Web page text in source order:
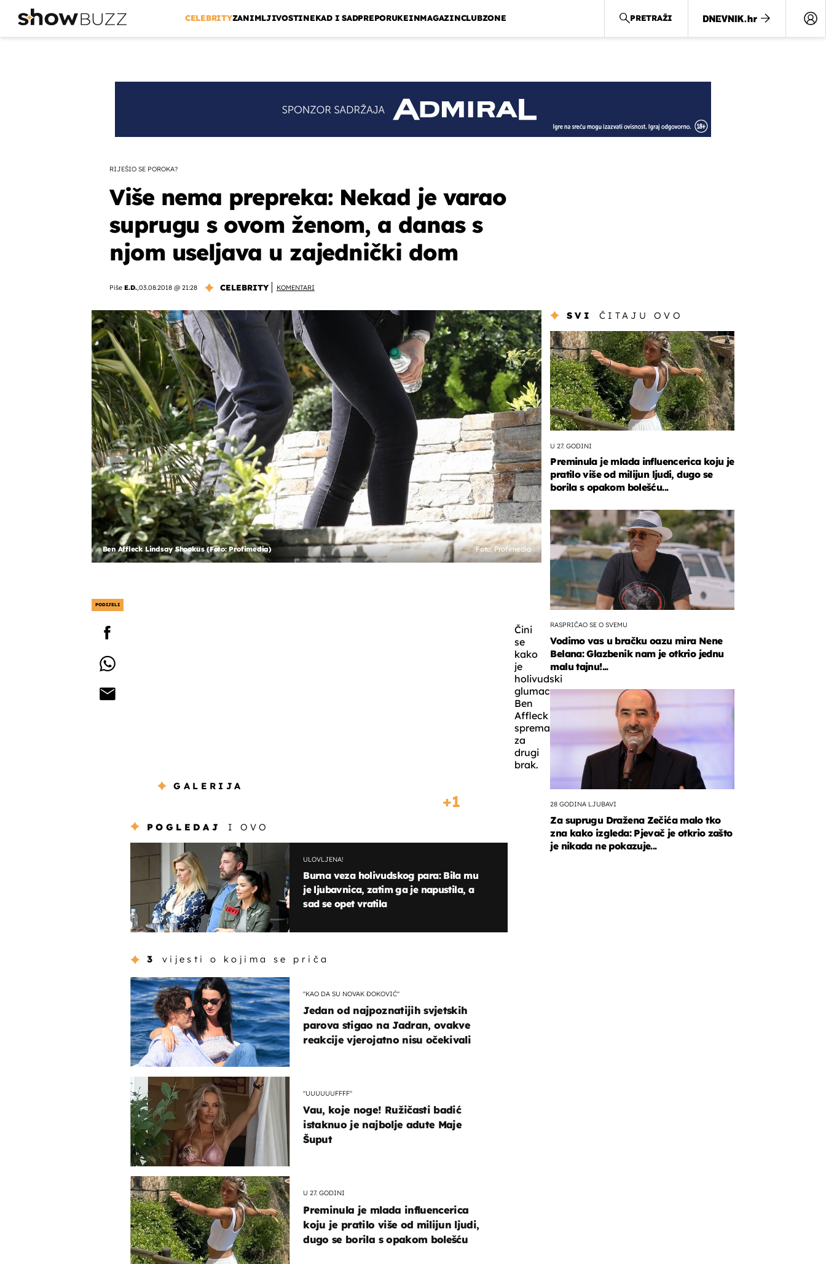
CELEBRITYZANIMLJIVOSTINEKAD I SADPREPORUKEINMAGAZINCLUBZONE PRETRAŽI
RIJEŠIO SE POROKA?
Više nema prepreka: Nekad je varao
suprugu s ovom ženom, a danas s
njom useljava u zajednički dom
Piše E.D.,03.08.2018 @ 21:28 CELEBRITY KOMENTARI
Ben Affleck Lindsay Shookus (Foto: Profimedia) Foto: Profimedia
PODIJELI
Čini
se
kako
je
holivudski
glumac
Ben
Affleck
spreman
za
drugi
brak.
GALERIJA
1
POGLEDAJ I OVO
ULOVLJENA!
Burna veza holivudskog para: Bila mu
je ljubavnica, zatim ga je napustila, a
sad se opet vratila
3 vijesti o kojima se priča
"KAO DA SU NOVAK ĐOKOVIĆ"
Jedan od najpoznatijih svjetskih
parova stigao na Jadran, ovakve
reakcije vjerojatno nisu očekivali
"UUUUUUFFFF"
Vau, koje noge! Ružičasti badić
istaknuo je najbolje adute Maje
Šuput
U 27. GODINI
Preminula je mlada influencerica
koju je pratilo više od milijun ljudi,
dugo se borila s opakom bolešću
SVI ČITAJU OVO
U 27. GODINI
Preminula je mlada influencerica koju je
pratilo više od milijun ljudi, dugo se
borila s opakom bolešću...
RASPRIČAO SE O SVEMU
Vodimo vas u bračku oazu mira Nene
Belana: Glazbenik nam je otkrio jednu
malu tajnu!...
28 GODINA LJUBAVI
Za suprugu Dražena Zečića malo tko
zna kako izgleda: Pjevač je otkrio zašto
je nikada ne pokazuje...